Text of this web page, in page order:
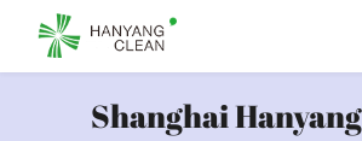
Shanghai